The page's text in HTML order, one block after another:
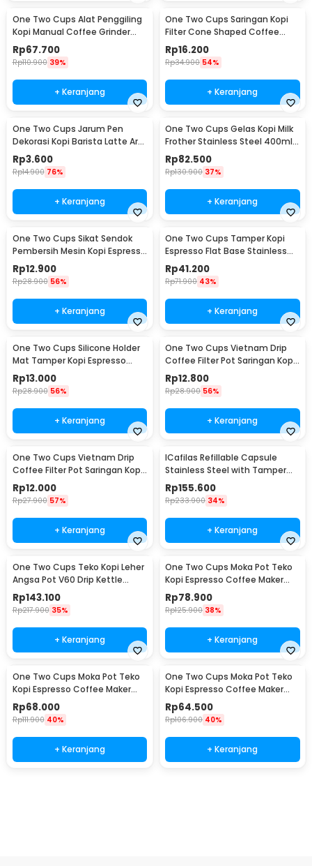
One Two Cups Alat Penggiling
Kopi Manual Coffee Grinder
Adjustable - CF4146
Rp67.700
Rp110.900 39%
+ Keranjang
One Two Cups Saringan Kopi
Filter Cone Shaped Coffee
Dripper 1 PCS - K741
Rp16.200
Rp34.900 54%
+ Keranjang
One Two Cups Jarum Pen
Dekorasi Kopi Barista Latte Art
Needle 13cm - F3F27
Rp3.600
Rp14.900 76%
+ Keranjang
One Two Cups Gelas Kopi Milk
Frother Stainless Steel 400ml -
WZ0011
Rp82.500
Rp130.900 37%
+ Keranjang
One Two Cups Sikat Sendok
Pembersih Mesin Kopi Espresso
2in1 - 8809
Rp12.900
Rp28.900 56%
+ Keranjang
One Two Cups Tamper Kopi
Espresso Flat Base Stainless
Steel 51mm - SS51
Rp41.200
Rp71.900 43%
+ Keranjang
One Two Cups Silicone Holder
Mat Tamper Kopi Espresso
Barista - 0310
Rp13.000
Rp28.900 56%
+ Keranjang
One Two Cups Vietnam Drip
Coffee Filter Pot Saringan Kopi
124ml 7Q - LC1
Rp12.800
Rp28.900 56%
+ Keranjang
One Two Cups Vietnam Drip
Coffee Filter Pot Saringan Kopi
114ml 6Q - LC1
Rp12.000
Rp27.900 57%
+ Keranjang
ICafilas Refillable Capsule
Stainless Steel with Tamper
for Nespresso - F456
Rp155.600
Rp233.900 34%
+ Keranjang
One Two Cups Teko Kopi Leher
Angsa Pot V60 Drip Kettle
960ml - RF-15
Rp143.100
Rp217.900 35%
+ Keranjang
One Two Cups Moka Pot Teko
Kopi Espresso Coffee Maker
Stovetop 6 Cup 300ml - Z21
Rp78.900
Rp125.900 38%
+ Keranjang
One Two Cups Moka Pot Teko
Kopi Espresso Coffee Maker
Stovetop 4 Cup 200ml - Z21
Rp68.000
Rp111.900 40%
+ Keranjang
One Two Cups Moka Pot Teko
Kopi Espresso Coffee Maker
Stovetop 2 Cup 100ml - Z21
Rp64.500
Rp106.900 40%
+ Keranjang